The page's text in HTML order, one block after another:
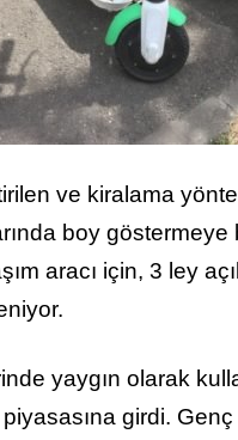
ve kiralama
boy göstermeye
aracı için, 3 ley
yaygın olarak
girdi.